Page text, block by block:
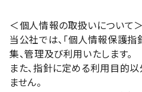
＜個人情報の取扱いについて＞
当公社では、「個人情報保護指
集、管理及び利用いたします。
また、指針に定める利用目的
ません。